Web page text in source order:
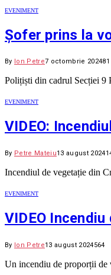
EVENIMENT
Șofer prins la
By Ion Petre7 octombrie 202481
Polițiști din cadrul Secției 9
EVENIMENT
VIDEO:
By Petre Mateiu13 august 2024
Incendiul de vegetație din
EVENIMENT
VIDEO
By Ion Petre13 august 2024564
Un incendiu de proporții